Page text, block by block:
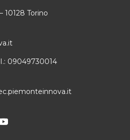
10128 Torino
09049730014